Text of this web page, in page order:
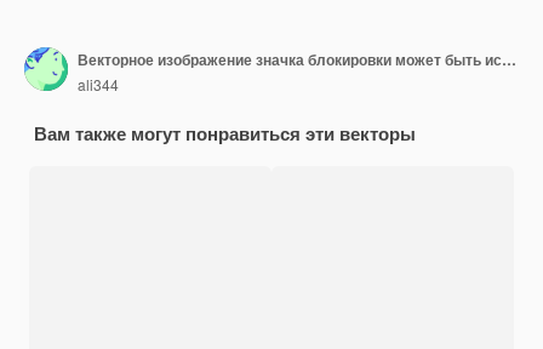
Векторное изображение значка блокировки может быть использовано для Locksmith
ali344
Вам также могут понравиться эти векторы